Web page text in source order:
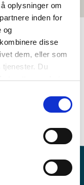
oplysninger om
inden for
og
disse
dem, eller som
Du
med at
Islandsk